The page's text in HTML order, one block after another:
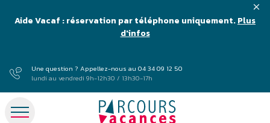
Aide Vacaf : réservation par téléphone uniquement.Plus
d'infos
Une question ? Appellez-nous au 04 34 09 12 50
lundi au vendredi 9h-12h30 / 13h30-17h